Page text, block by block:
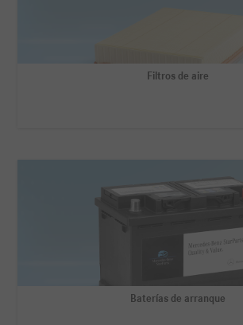
Filtros de aire
Baterías de arranque